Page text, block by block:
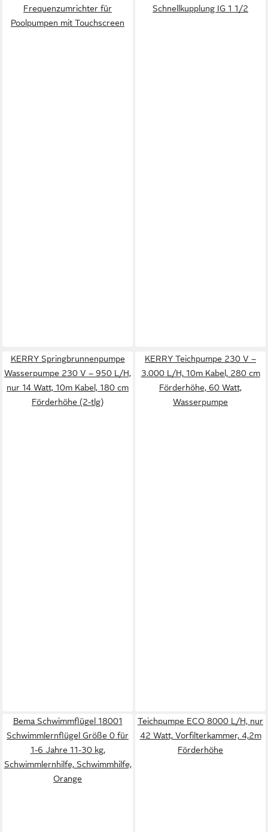
Frequenzumrichter für
Poolpumpen mit Touchscreen
Schnellkupplung IG 1 1/2
KERRY Springbrunnenpumpe
Wasserpumpe 230 V – 950 L/H,
nur 14 Watt, 10m Kabel, 180 cm
Förderhöhe (2-tlg)
KERRY Teichpumpe 230 V –
3.000 L/H, 10m Kabel, 280 cm
Förderhöhe, 60 Watt,
Wasserpumpe
Bema Schwimmflügel 18001
Schwimmlernflügel Größe 0 für
1-6 Jahre 11-30 kg,
Schwimmlernhilfe, Schwimmhilfe,
Orange
Teichpumpe ECO 8000 L/H, nur
42 Watt, Vorfilterkammer, 4,2m
Förderhöhe